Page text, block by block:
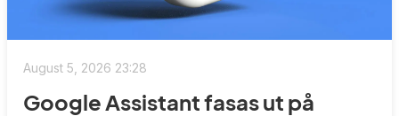
August 5, 2026 23:28
Google Assistant fasas ut på